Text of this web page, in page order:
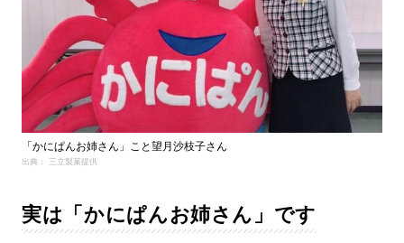
「かにぱんお姉さん」こと望月沙枝子さん
出典： 三立製菓提供
実は「かにぱんお姉さん」です